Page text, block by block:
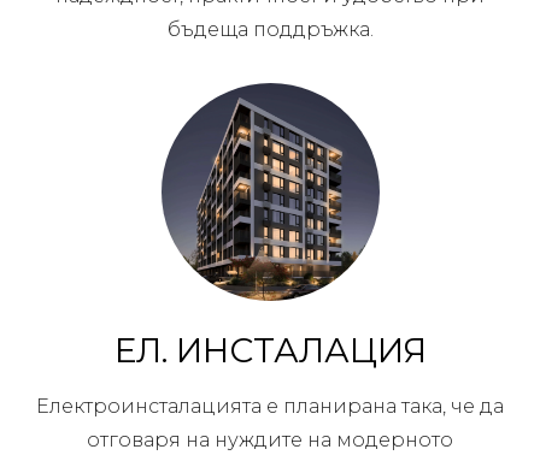
бъдеща поддръжка.
ЕЛ. ИНСТАЛАЦИЯ
Електроинсталацията е планирана така, че да
отговаря на нуждите на модерното